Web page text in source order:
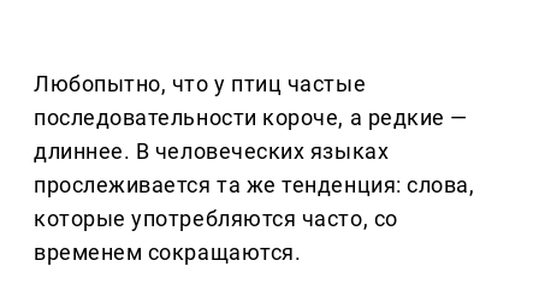
Любопытно, что у птиц частые
последовательности короче, а редкие —
длиннее. В человеческих языках
прослеживается та же тенденция: слова,
которые употребляются часто, со
временем сокращаются.